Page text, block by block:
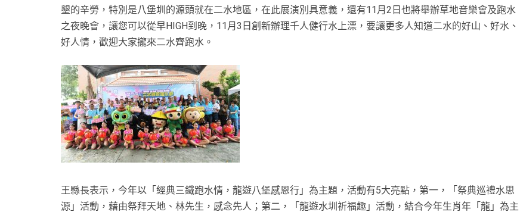
墾的辛勞，特別是八堡圳的源頭就在二水地區，在此展演別具意義，還有11月2日也將舉辦草地音樂會及跑水
之夜晚會，讓您可以從早HIGH到晚，11月3日創新辦理千人健行水上漂，要讓更多人知道二水的好山、好水、
好人情，歡迎大家攏來二水齊跑水。
王縣長表示，今年以「經典三鐵跑水情，龍遊八堡感恩行」為主題，活動有5大亮點，第一，「祭典巡禮水思
源」活動，藉由祭拜天地、林先生，感念先人；第二，「龍遊水圳祈福趣」活動，結合今年生肖年「龍」為主